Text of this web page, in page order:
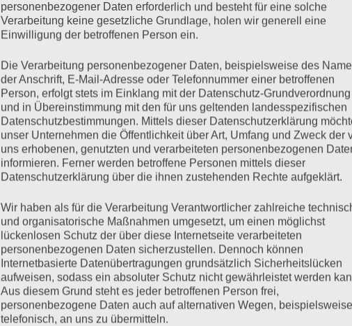
personenbezogener Daten erforderlich und besteht für eine solche
Verarbeitung keine gesetzliche Grundlage, holen wir generell eine
Einwilligung der betroffenen Person ein.
Die Verarbeitung personenbezogener Daten, beispielsweise des
der Anschrift, E-Mail-Adresse oder Telefonnummer einer betroffenen
Person, erfolgt stets im Einklang mit der Datenschutz-Grundverordnung
und in Übereinstimmung mit den für uns geltenden landesspezifischen
Datenschutzbestimmungen. Mittels dieser Datenschutzerklärung
unser Unternehmen die Öffentlichkeit über Art, Umfang und Zweck der
uns erhobenen, genutzten und verarbeiteten personenbezogenen
informieren. Ferner werden betroffene Personen mittels dieser
Datenschutzerklärung über die ihnen zustehenden Rechte aufgeklärt.
Wir haben als für die Verarbeitung Verantwortlicher zahlreiche
und organisatorische Maßnahmen umgesetzt, um einen möglichst
lückenlosen Schutz der über diese Internetseite verarbeiteten
personenbezogenen Daten sicherzustellen. Dennoch können
Internetbasierte Datenübertragungen grundsätzlich Sicherheitslücken
aufweisen, sodass ein absoluter Schutz nicht gewährleistet werden
Aus diesem Grund steht es jeder betroffenen Person frei,
personenbezogene Daten auch auf alternativen Wegen, beispielsweise
telefonisch, an uns zu übermitteln.